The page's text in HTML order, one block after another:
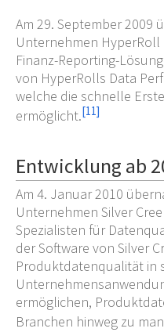
Am 29. September 2009
Unternehmen
Finanz-Reporting-
von HyperRolls Data
welche die schnelle
ermöglicht.[11]
Entwicklung ab
Am 4. Januar 2010
Unternehmen Silver
Spezialisten für
der Software von Silver
Produktdatenqualität in
ermöglichen,
Branchen hinweg zu